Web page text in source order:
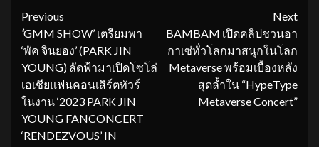
Continue
Reading
Previous
‘GMM SHOW’ เตรียมพา
‘พัค จินยอง’ (PARK JIN
YOUNG) ลัดฟ้ามาเปิดโซโล่
เอเชียแฟนคอนเสิร์ตทัวร์
ในงาน ‘2023 PARK JIN
YOUNG FANCONCERT
‘RENDEZVOUS’ IN
Next
BAMBAM เปิดคลิปชวนอา
กาเซ่ทั่วโลกมาสนุกในโลก
Metaverse พร้อมเบื้องหลัง
สุดล้ำใน “HypeType
Metaverse Concert”